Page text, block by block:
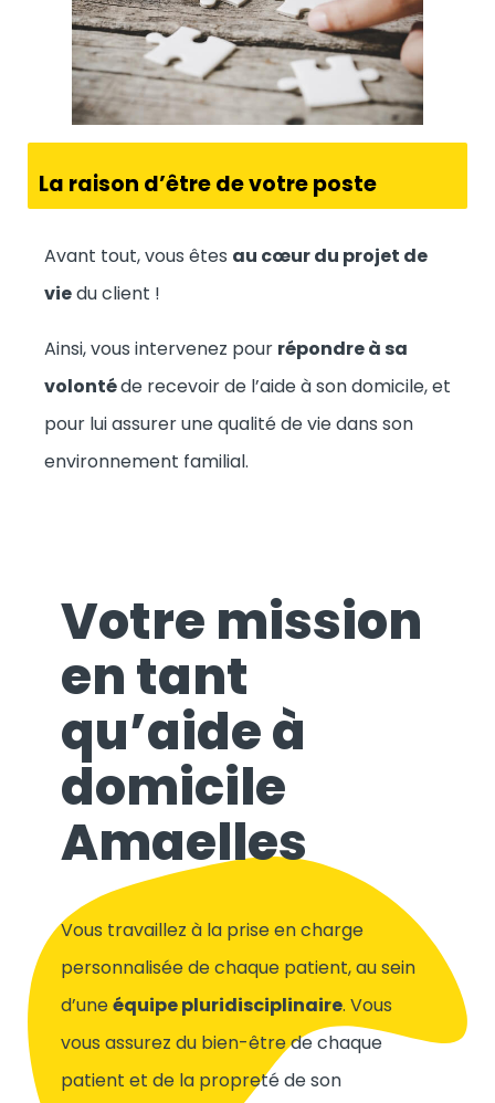
La raison d’être de votre poste
Avant tout, vous êtes au cœur du projet de
viedu client !
Ainsi, vous intervenez pour répondre à sa
volontéde recevoir de l’aide à son domicile, et
pour lui assurer une qualité de vie dans son
environnement familial.
Votre mission
en tant
qu’aide à
domicile
Amaelles
Vous travaillez à la prise en charge
personnalisée de chaque patient, au sein
d’uneéquipe pluridisciplinaire. Vous
vous assurez du bien-être de chaque
patient et de la propreté de son